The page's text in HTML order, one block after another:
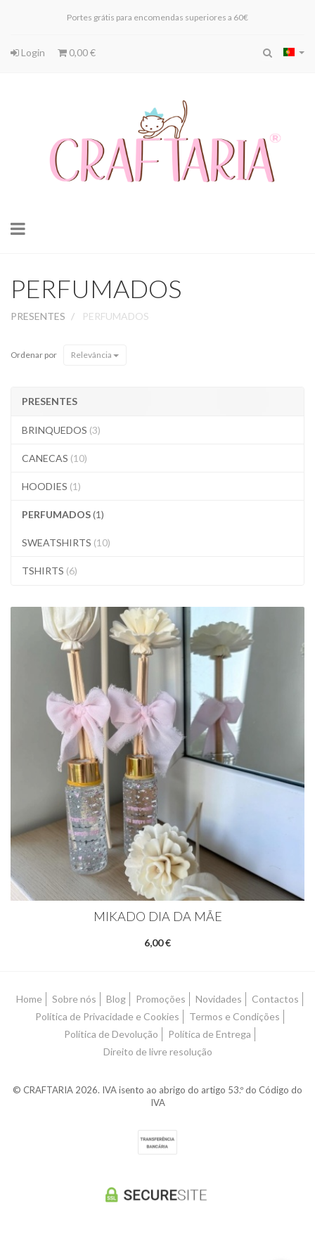
Portes grátis para encomendas superiores a 60€
Login 0,00 €
Toggle
PERFUMADOS
PRESENTES PERFUMADOS
Ordenar por Relevância
PRESENTES
BRINQUEDOS (3)
CANECAS (10)
HOODIES (1)
PERFUMADOS(1)
SWEATSHIRTS (10)
TSHIRTS (6)
MIKADO DIA DA MÃE
6,00 €
Home Sobre nós Blog Promoções Novidades
Contactos
Política de Privacidade e Cookies
Termos e Condições
Política de Devolução
Política de Entrega
Direito de livre resolução
© CRAFTARIA 2026. IVA isento ao abrigo do artigo 53.º do Código do
IVA